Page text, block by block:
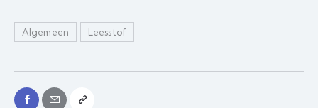
Algemeen Leesstof